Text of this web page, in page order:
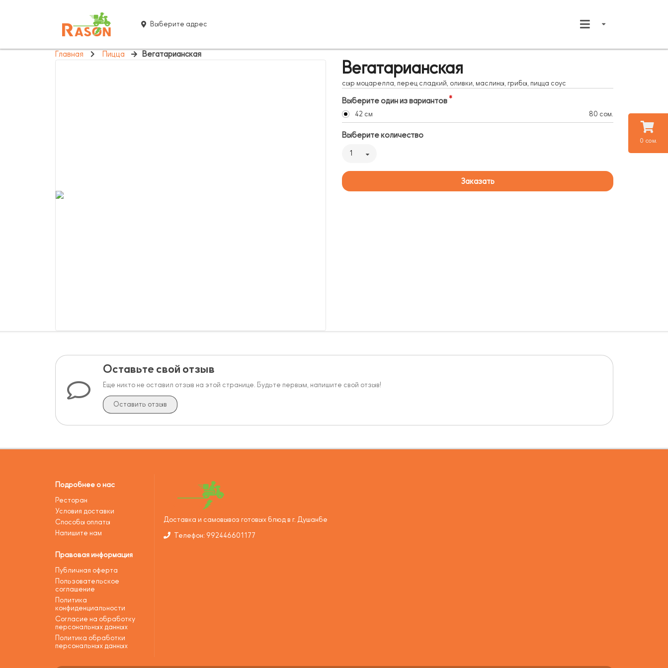
0 сом.
Выберите адрес
Главная Пицца Вегатарианская
Вегатарианская
сыр моцарелла, перец сладкий, оливки, маслины, грибы, пицца соус
Выберите один из вариантов
42 см 80 сом.
Выберите количество
1
Заказать
Оставьте свой отзыв
Еще никто не оставил отзыв на этой странице. Будьте первым, напишите свой отзыв!
Оставить отзыв
Подробнее о нас
Ресторан
Условия доставки
Способы оплаты
Напишите нам
Правовая информация
Публичная оферта
Пользовательское
соглашение
Политика
конфиденциальности
Согласие на обработку
персональных данных
Политика обработки
персональных данных
Доставка и самовывоз готовых блюд в г. Душанбе
Телефон: 992446601177